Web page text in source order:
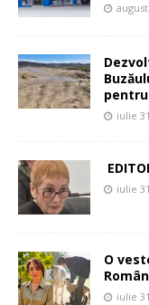
iulie
iulie
O
iulie